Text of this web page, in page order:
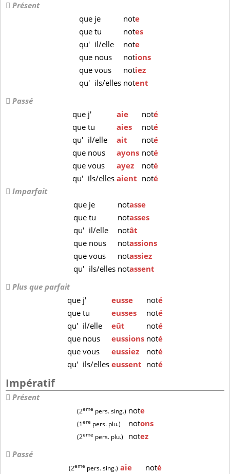
Présent
que je note
quetu notes
qu' il/elle note
que nous notions
quevous notiez
qu' ils/elles notent
Passé
que j' aie noté
que tu aies noté
qu' il/elle ait noté
que nous ayons noté
que vous ayez noté
qu' ils/elles aient noté
Imparfait
que je notasse
que tu notasses
qu' il/elle notât
que nous notassions
que vous notassiez
qu' ils/elles notassent
Plus que parfait
que j' eusse noté
quetu eusses noté
qu' il/elle eût noté
que nous eussions noté
quevous eussiez noté
qu' ils/elleseussent noté
Impératif
Présent
(2eme pers. sing.) note
(1ere pers. plu.) notons
(2eme pers. plu.) notez
Passé
(2eme pers. sing.) aie noté